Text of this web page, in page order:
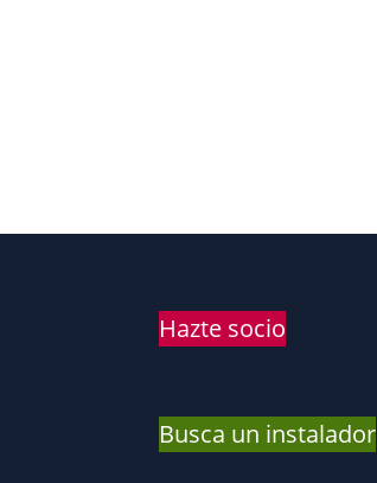
Hazte socio
Busca un instalador